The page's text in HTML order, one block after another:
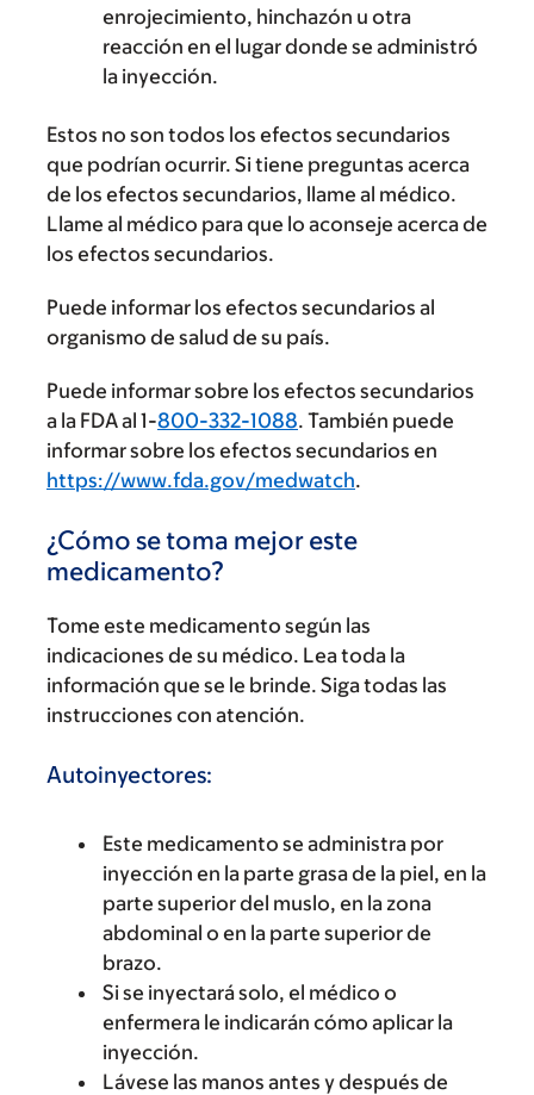
enrojecimiento, hinchazón u otra
reacción en el lugar donde se administró
la inyección.
Estos no son todos los efectos secundarios
que podrían ocurrir. Si tiene preguntas acerca
de los efectos secundarios, llame al médico.
Llame al médico para que lo aconseje acerca de
los efectos secundarios.
Puede informar los efectos secundarios al
organismo de salud de su país.
Puede informar sobre los efectos secundarios
a la FDA al 1-800-332-1088. También puede
informar sobre los efectos secundarios en
https://www.fda.gov/medwatch.
¿Cómo se toma mejor este
medicamento?
Tome este medicamento según las
indicaciones de su médico. Lea toda la
información que se le brinde. Siga todas las
instrucciones con atención.
Autoinyectores:
Este medicamento se administra por
inyección en la parte grasa de la piel, en la
parte superior del muslo, en la zona
abdominal o en la parte superior de
brazo.
Si se inyectará solo, el médico o
enfermera le indicarán cómo aplicar la
inyección.
Lávese las manos antes y después de